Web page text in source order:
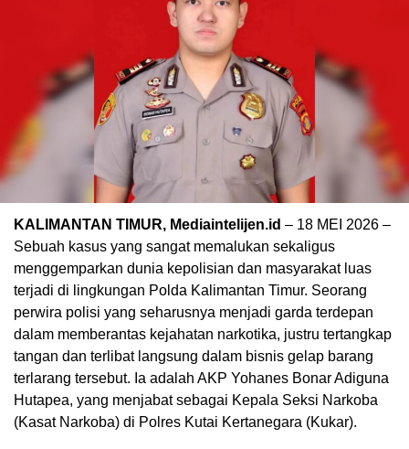
KALIMANTAN TIMUR, Mediaintelijen.id – 18 MEI 2026 –
Sebuah kasus yang sangat memalukan sekaligus
menggemparkan dunia kepolisian dan masyarakat luas
terjadi di lingkungan Polda Kalimantan Timur. Seorang
perwira polisi yang seharusnya menjadi garda terdepan
dalam memberantas kejahatan narkotika, justru tertangkap
tangan dan terlibat langsung dalam bisnis gelap barang
terlarang tersebut. Ia adalah AKP Yohanes Bonar Adiguna
Hutapea, yang menjabat sebagai Kepala Seksi Narkoba
(Kasat Narkoba) di Polres Kutai Kertanegara (Kukar).